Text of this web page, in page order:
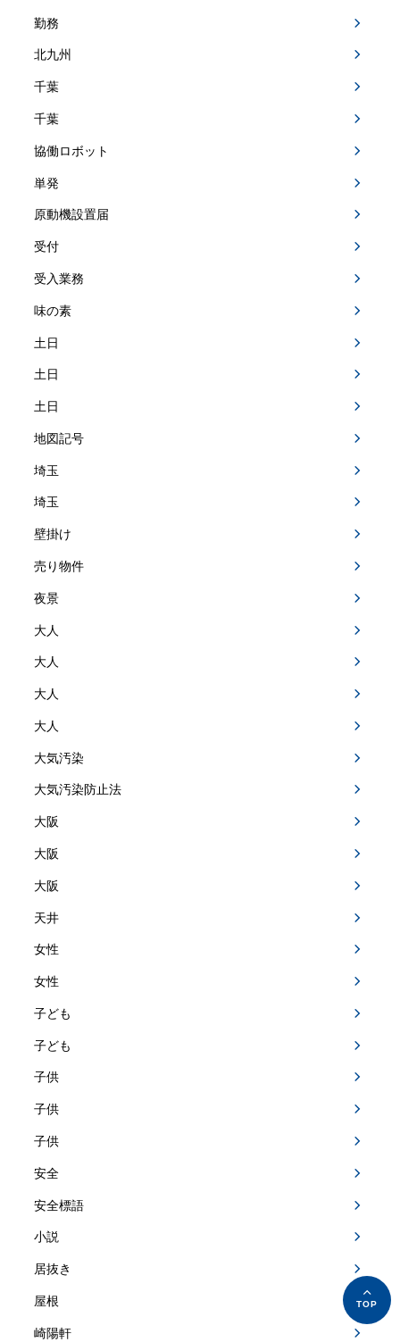
勤務
北九州
千葉
千葉
協働ロボット
単発
原動機設置届
受付
受入業務
味の素
土日
土日
土日
地図記号
埼玉
埼玉
壁掛け
売り物件
夜景
大人
大人
大人
大人
大気汚染
大気汚染防止法
大阪
大阪
大阪
天井
女性
女性
子ども
子ども
子供
子供
子供
安全
安全標語
小説
居抜き
屋根
崎陽軒